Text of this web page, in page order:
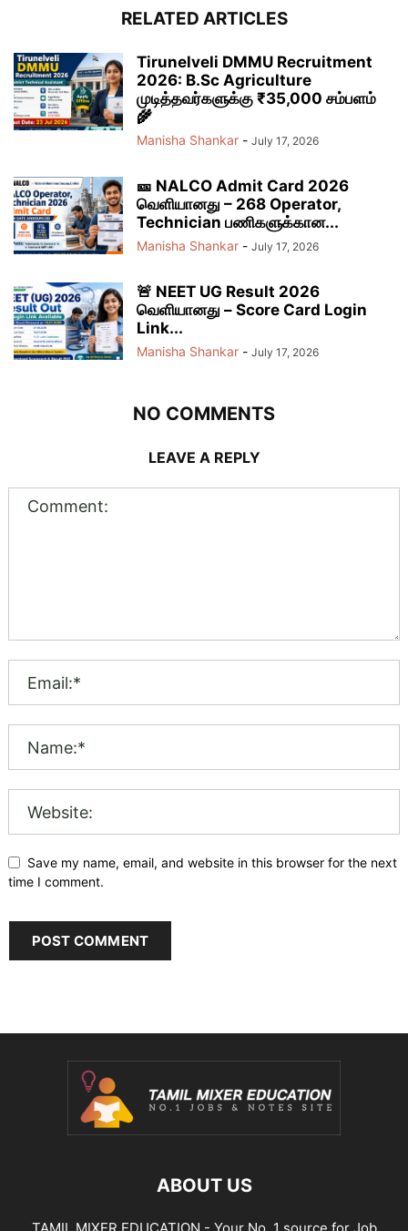
RELATED ARTICLES
Tirunelveli DMMU Recruitment
2026: B.Sc Agriculture
முடித்தவர்களுக்கு ₹35,000 சம்பளம்
🌾
Manisha Shankar - July 17, 2026
🎫 NALCO Admit Card 2026
வெளியானது – 268 Operator,
Technician பணிகளுக்கான...
Manisha Shankar - July 17, 2026
🚨 NEET UG Result 2026
வெளியானது – Score Card Login
Link...
Manisha Shankar - July 17, 2026
NO COMMENTS
LEAVE A REPLY
Save my name, email, and website in this browser for the next
time I comment.
ABOUT US